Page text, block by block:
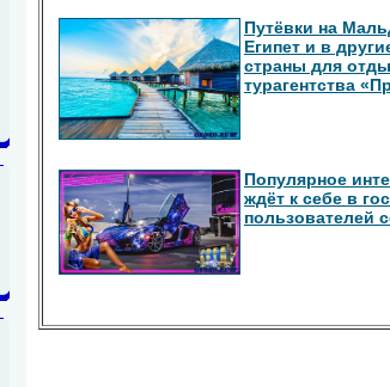
Путёвки на
Египет и в
страны для
турагентства
Популярное
ждёт к себе в
пользователей